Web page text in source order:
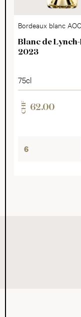
Bordeaux blanc AOC
Blanc de Lynch-
2023
75cl
CHF 62.00